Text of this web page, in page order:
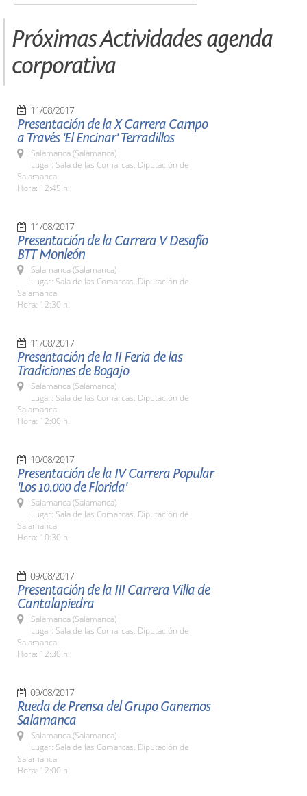
Próximas Actividades agenda
corporativa
11/08/2017
Presentación de la X Carrera Campo
a Través 'El Encinar' Terradillos
Salamanca (Salamanca)
Lugar: Sala de las Comarcas. Diputación de
Salamanca
Hora: 12:45 h.
11/08/2017
Presentación de la Carrera V Desafío
BTT Monleón
Salamanca (Salamanca)
Lugar: Sala de las Comarcas. Diputación de
Salamanca
Hora: 12:30 h.
11/08/2017
Presentación de la II Feria de las
Tradiciones de Bogajo
Salamanca (Salamanca)
Lugar: Sala de las Comarcas. Diputación de
Salamanca
Hora: 12:00 h.
10/08/2017
Presentación de la IV Carrera Popular
'Los 10.000 de Florida'
Salamanca (Salamanca)
Lugar: Sala de las Comarcas. Diputación de
Salamanca
Hora: 10:30 h.
09/08/2017
Presentación de la III Carrera Villa de
Cantalapiedra
Salamanca (Salamanca)
Lugar: Sala de las Comarcas. Diputación de
Salamanca
Hora: 12:30 h.
09/08/2017
Rueda de Prensa del Grupo Ganemos
Salamanca
Salamanca (Salamanca)
Lugar: Sala de las Comarcas. Diputación de
Salamanca
Hora: 12:00 h.